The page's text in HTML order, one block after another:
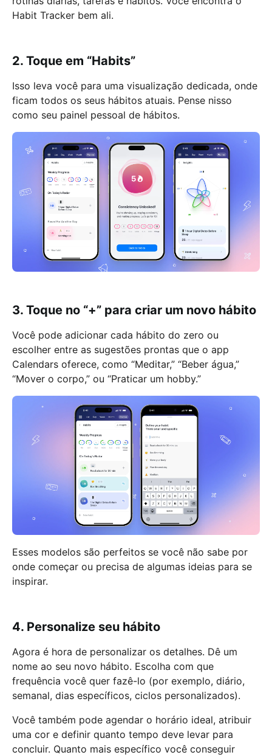
Habit Tracker bem ali.
2. Toque em “Habits”
Isso leva você para uma visualização dedicada, onde
ficam todos os seus hábitos atuais. Pense nisso
como seu painel pessoal de hábitos.
3. Toque no “+” para criar um novo hábito
Você pode adicionar cada hábito do zero ou
escolher entre as sugestões prontas que o app
Calendars oferece, como “Meditar,” “Beber água,”
“Mover o corpo,” ou “Praticar um hobby.”
Esses modelos são perfeitos se você não sabe por
onde começar ou precisa de algumas ideias para se
inspirar.
4. Personalize seu hábito
Agora é hora de personalizar os detalhes. Dê um
nome ao seu novo hábito. Escolha com que
frequência você quer fazê-lo (por exemplo, diário,
semanal, dias específicos, ciclos personalizados).
Você também pode agendar o horário ideal, atribuir
uma cor e definir quanto tempo deve levar para
concluir. Quanto mais específico você conseguir